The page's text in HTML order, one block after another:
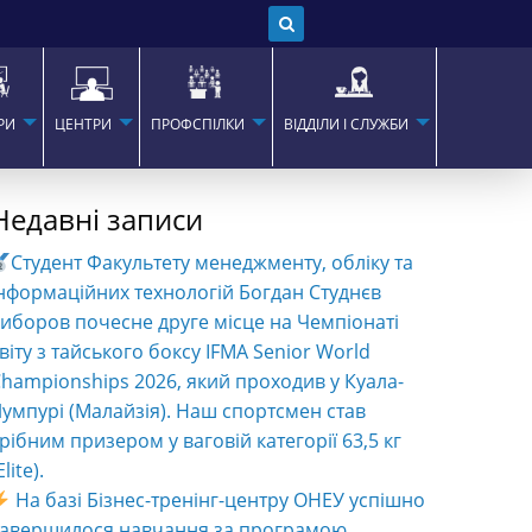
ЦЕНТРИ ПРОФСПІЛКИ ВІДДІЛИ І СЛУЖБИ
записи
Студент Факультету менеджменту, обліку та
технологій Богдан Студнєв
почесне друге місце на Чемпіонаті
з тайського боксу IFMA Senior World
2026, який проходив у Куала-
(Малайзія). Наш спортсмен став
призером у ваговій категорії 63,5 кг
На базі Бізнес-тренінг-центру ОНЕУ успішно